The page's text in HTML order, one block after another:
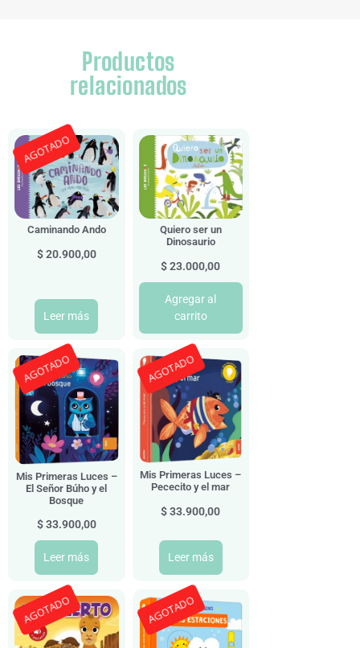
Productos
relacionados
AGOTADO
Caminando Ando
$20.900,00
Leer más
Quiero ser un
Dinosaurio
$23.000,00
Agregar al
carrito
AGOTADO
Mis Primeras Luces –
El Señor Búho y el
Bosque
$33.900,00
Leer más
AGOTADO
Mis Primeras Luces –
Pececito y el mar
$33.900,00
Leer más
AGOTADO AGOTADO